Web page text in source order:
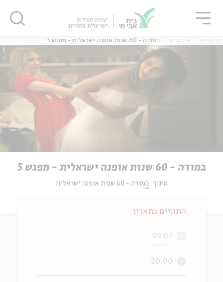
דף הבית אירועים במודה - 60 שנות אופנה ישראלית - מפגש 5
במודה - 60 שנות אופנה ישראלית - מפגש 5
מתוך: במודה - 60 שנות אופנה ישראלית
התקיים בתאריך:
09.07
20:00
סגור